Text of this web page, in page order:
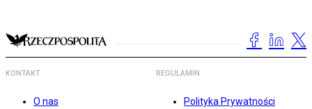
KONTAKT
O nas
REGULAMIN
Polityka Prywatności